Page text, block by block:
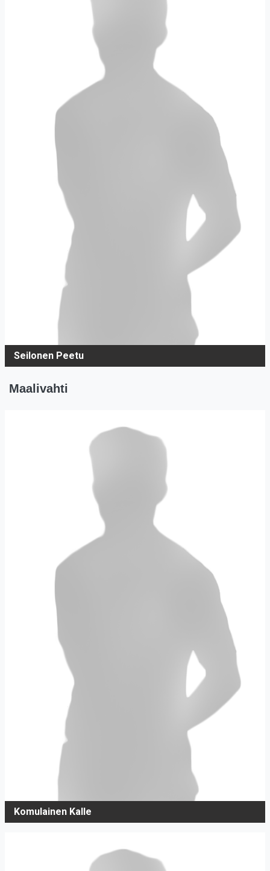
Seilonen Peetu
Maalivahti
Komulainen Kalle